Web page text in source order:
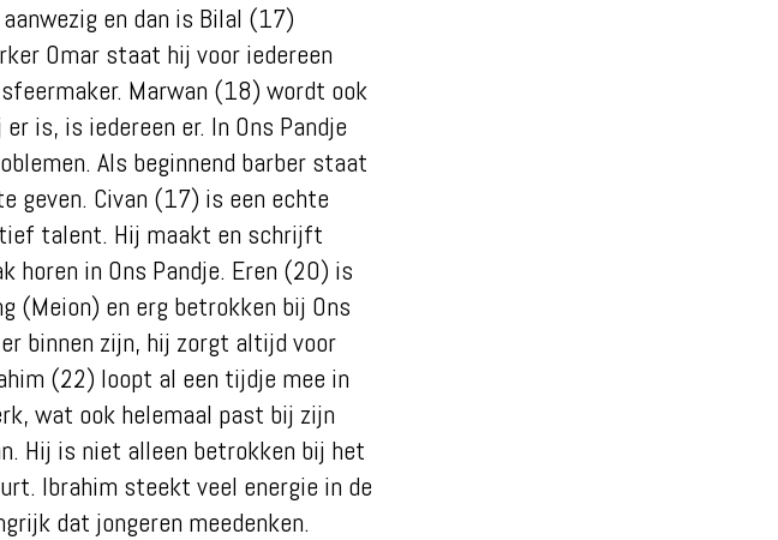
en dan is Bilal (17)
Omar staat hij voor iedereen
Marwan (18) wordt ook
is, is iedereen er. In Ons Pandje
Als beginnend barber staat
geven. Civan (17) is een echte
talent. Hij maakt en schrijft
horen in Ons Pandje. Eren (20) is
(Meion) en erg betrokken bij Ons
binnen zijn, hij zorgt altijd voor
(22) loopt al een tijdje mee in
wat ook helemaal past bij zijn
Hij is niet alleen betrokken bij het
Ibrahim steekt veel energie in de
dat jongeren meedenken.